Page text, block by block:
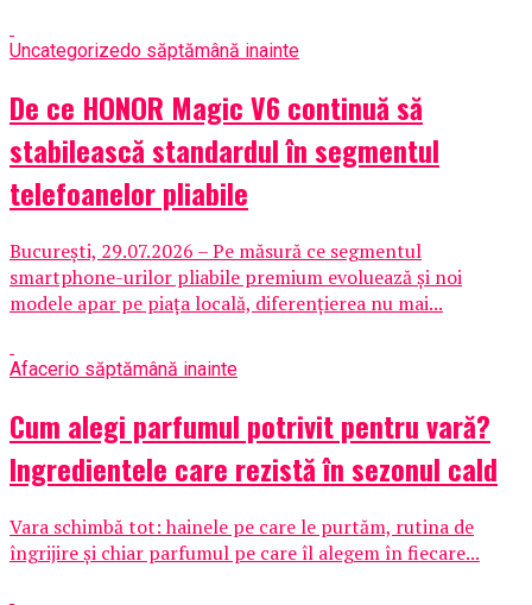
Uncategorizedo săptămână inainte
De ce HONOR Magic V6 continuă să
stabilească standardul în segmentul
telefoanelor pliabile
București, 29.07.2026 – Pe măsură ce segmentul
smartphone-urilor pliabile premium evoluează și noi
modele apar pe piața locală, diferențierea nu mai...
Afacerio săptămână inainte
Cum alegi parfumul potrivit pentru vară?
Ingredientele care rezistă în sezonul cald
Vara schimbă tot: hainele pe care le purtăm, rutina de
îngrijire și chiar parfumul pe care îl alegem în fiecare...